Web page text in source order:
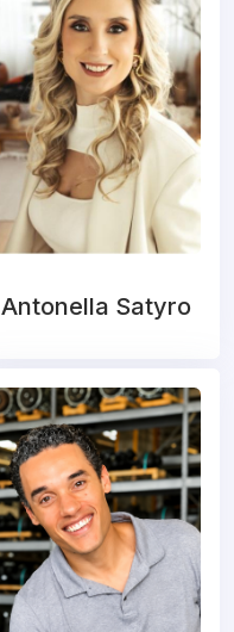
Antonella Satyro